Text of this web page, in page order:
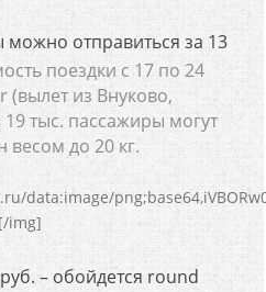
отправиться за 13
поездки с 17 по 24
(вылет из Внуково,
тыс. пассажиры могут
весом до 20 кг.
– обойдется round